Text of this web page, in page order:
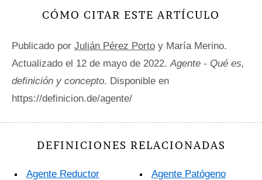
CÓMO CITAR ESTE ARTÍCULO
Publicado por Julián Pérez Porto y María Merino.
Actualizado el 12 de mayo de 2022.Agente - Qué es,
definición y concepto. Disponible en
https://definicion.de/agente/
DEFINICIONES RELACIONADAS
Agente Reductor Agente Patógeno